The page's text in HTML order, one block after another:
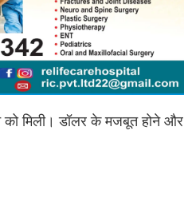
को मिली। डॉलर के मजबूत होने और